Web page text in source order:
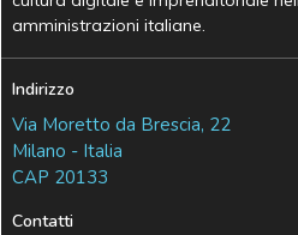
amministrazioni italiane.
Indirizzo
Via Moretto da Brescia, 22
Milano - Italia
CAP 20133
Contatti